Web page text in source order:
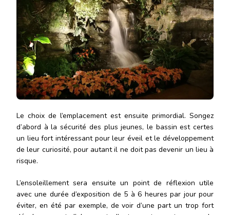
Le choix de l’emplacement est ensuite primordial. Songez
d’abord à la sécurité des plus jeunes, le bassin est certes
un lieu fort intéressant pour leur éveil et le développement
de leur curiosité, pour autant il ne doit pas devenir un lieu à
risque.
L’ensoleillement sera ensuite un point de réflexion utile
avec une durée d’exposition de 5 à 6 heures par jour pour
éviter, en été par exemple, de voir d’une part un trop fort